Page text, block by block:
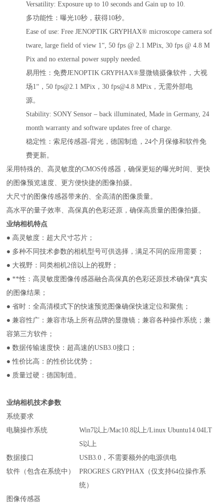
Versatility: Exposure up to 10 seconds and Gain up to 10.
多功能性：曝光10秒，获得10秒。
Ease of use: Free JENOPTIK GRYPHAX® microscope camera sof
tware, large field of view 1“, 50 fps @ 2.1 MPix, 30 fps @ 4.8 M
Pix and no external power supply needed.
易用性：免费JENOPTIK GRYPHAX®显微镜摄像软件，大视
场1“，50 fps@2.1 MPix，30 fps@4.8 MPix，无需外部电
源。
Stability: SONY Sensor – back illuminated, Made in Germany, 24
month warranty and software updates free of charge.
稳定性：索尼传感器-背光，德国制造，24个月保修和软件免
费更新。
采用特殊的、高灵敏度的CMOS传感器，确保更短的曝光时间、更快
的图像预览速度、更方便快捷的图像拍摄。
大尺寸的图像传感器带来的、全高清的图像质量。
高水平的量子效率、高保真的色彩还原，确保高质量的图像拍摄。
业纳相机特点
● 高灵敏度：超大尺寸芯片；
● 多种不同技术参数的相机型号可供选择，满足不同的应用需要；
● 大视野：同类相机2倍以上的视野；
● **性：高灵敏度图像传感器融合高保真的色彩还原技术确保*真实
的图像结果；
● 省时：全高清模式下的快速预览图像确保快速定位和聚焦；
● 兼容性广：兼容市场上所有品牌的显微镜；兼容各种操作系统；兼
容第三方软件；
● 数据传输速度快：超高速的USB3.0接口；
● 性价比高：的性价比优势；
● 质量过硬：德国制造。
业纳相机技术参数
系统要求
电脑操作系统
Win7以上/Mac10.8以上/Linux Ubuntu14.04LT
S以上
数据接口
USB3.0，不需要额外的电源供电
软件（包含在系统中）
PROGRES GRYPHAX（仅支持64位操作系
统）
图像传感器